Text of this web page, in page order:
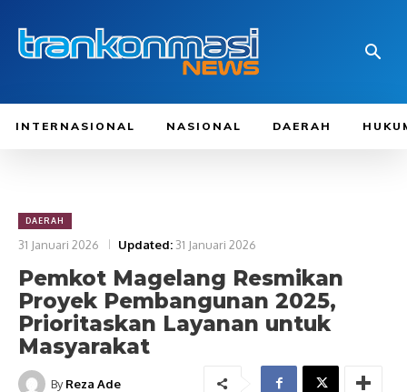
INTERNASIONAL NASIONAL DAERAH
DAERAH
31 Januari 2026 Updated: 31 Januari 2026
Pemkot Magelang Resmikan
Proyek Pembangunan 2025,
Prioritaskan Layanan untuk
Masyarakat
By Reza Ade